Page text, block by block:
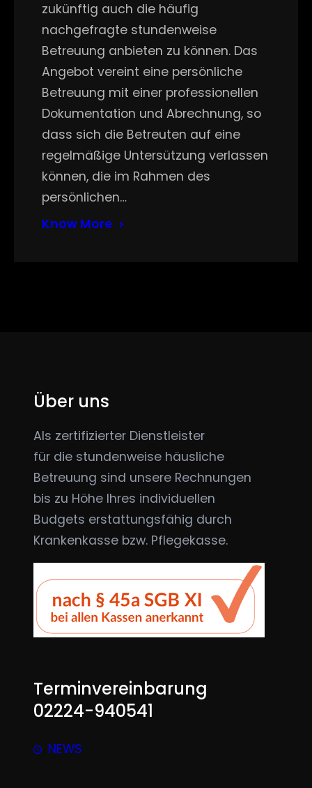
zukünftig auch die häufig
nachgefragte stundenweise
Betreuung anbieten zu können. Das
Angebot vereint eine persönliche
Betreuung mit einer professionellen
Dokumentation und Abrechnung, so
dass sich die Betreuten auf eine
regelmäßige Untersützung verlassen
können, die im Rahmen des
persönlichen…
Know More
Über uns
Als zertifizierter Dienstleister
für die stundenweise häusliche
Betreuung sind unsere Rechnungen
bis zu Höhe Ihres individuellen
Budgets erstattungsfähig durch
Krankenkasse bzw. Pflegekasse.
Terminvereinbarung
02224-940541
NEWS